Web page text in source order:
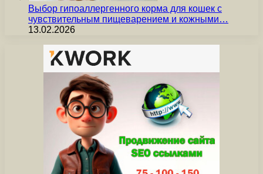
Выбор гипоаллергенного корма для кошек с
чувствительным пищеварением и кожными…
13.02.2026